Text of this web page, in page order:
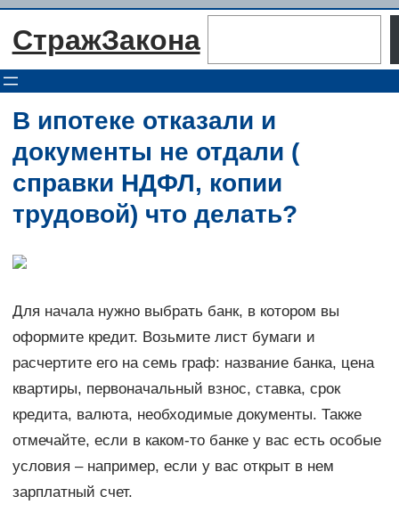
Перейти
СтражЗакона
В ипотеке отказали и
документы не отдали (
справки НДФЛ, копии
трудовой) что делать?
Для начала нужно выбрать банк, в котором вы
оформите кредит. Возьмите лист бумаги и
расчертите его на семь граф: название банка, цена
квартиры, первоначальный взнос, ставка, срок
кредита, валюта, необходимые документы. Также
отмечайте, если в каком-то банке у вас есть особые
условия – например, если у вас открыт в нем
зарплатный счет.